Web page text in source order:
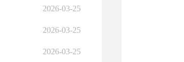
2026-03-25
2026-03-25
2026-03-25